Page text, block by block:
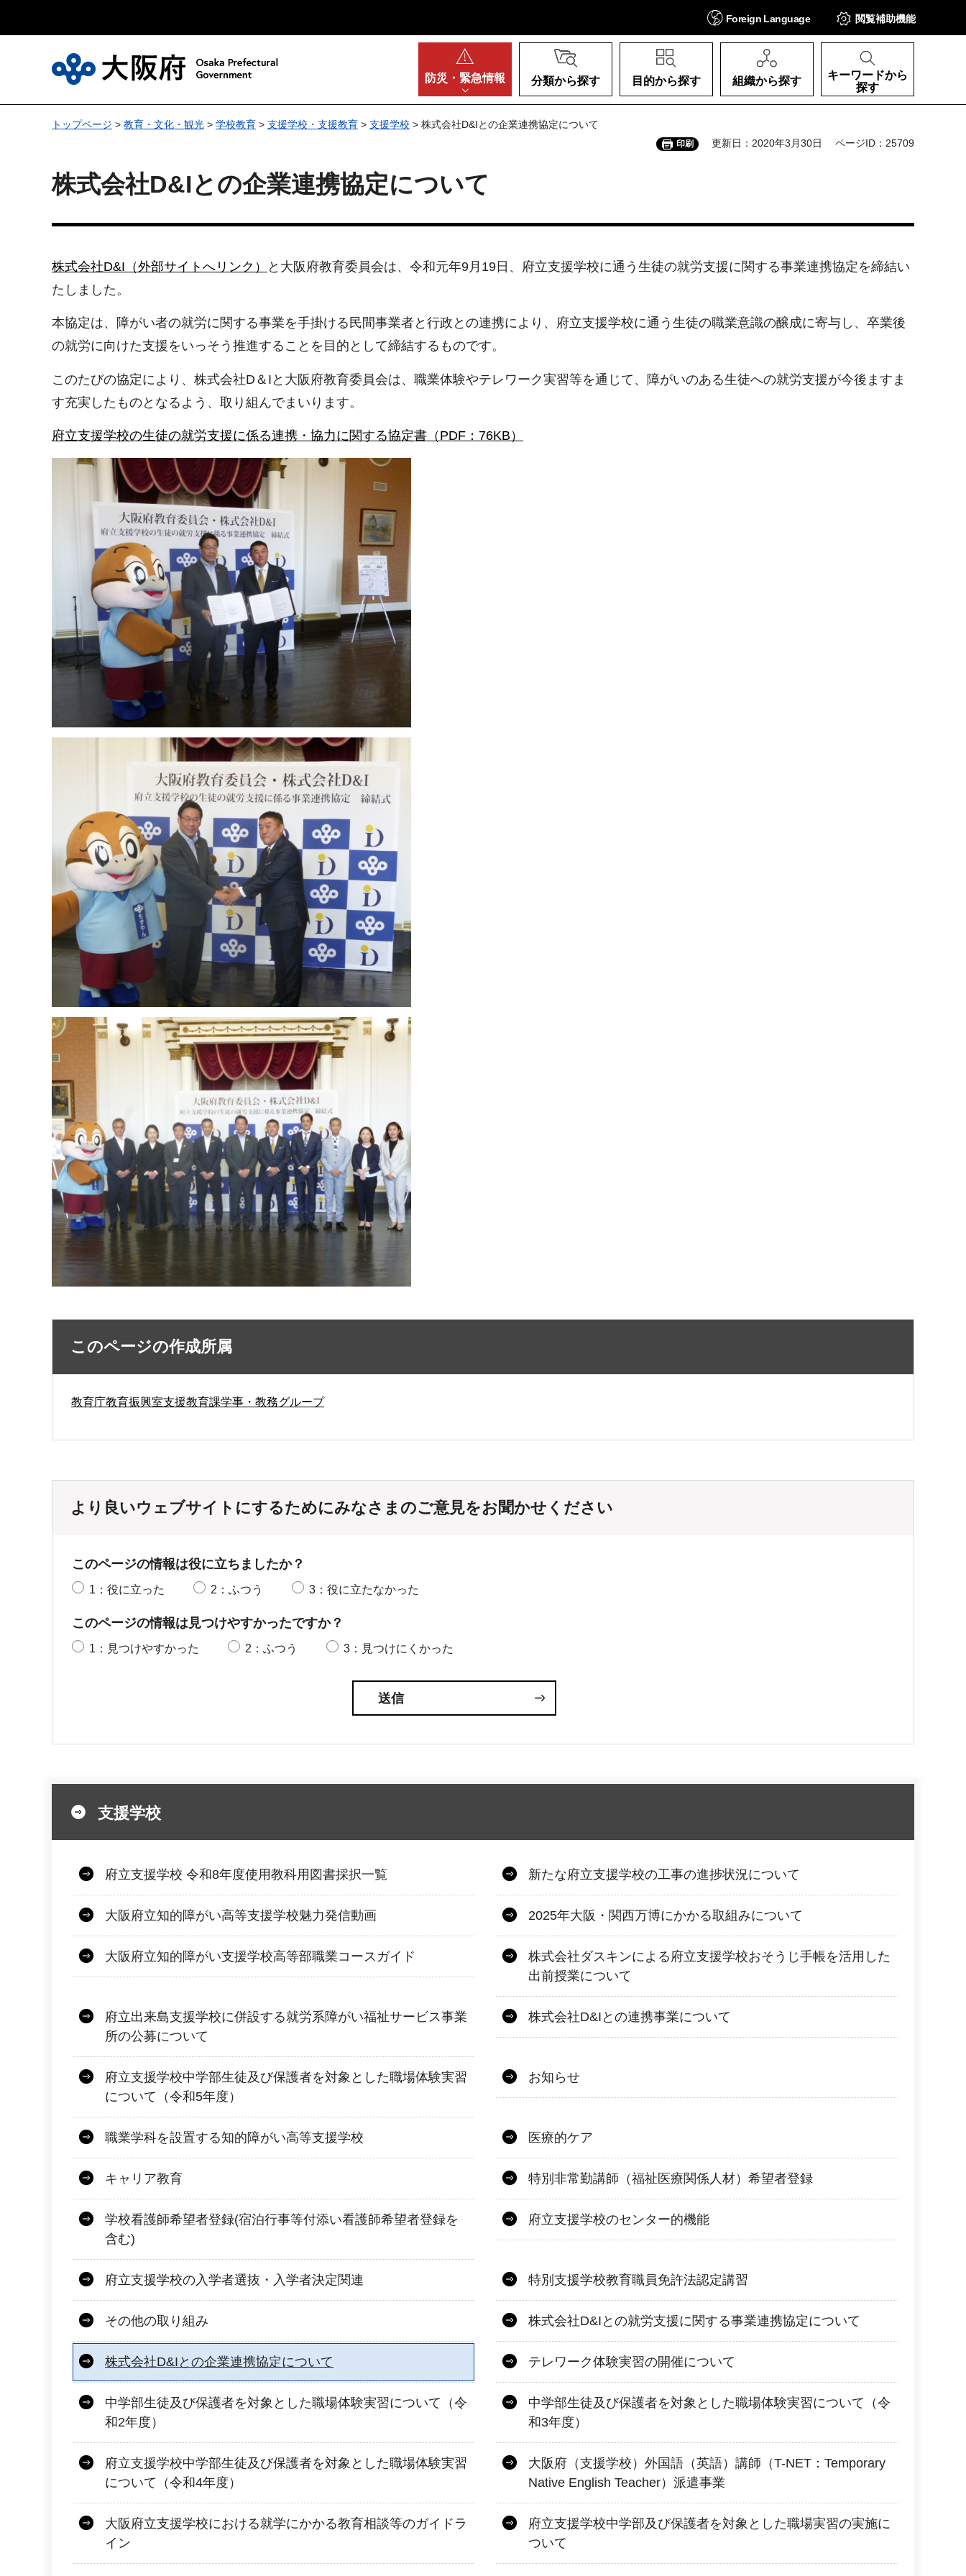
Foreign Language 閲覧補助機能
防災・ 緊急情報 分類から探す 目的から探す 組織から探す
キーワードから
探す
トップページ > 教育・文化・観光 > 学校教育 > 支援学校・支援教育 > 支援学校 > 株式会社D&Iとの企業連携協定について
印刷 更新日：2020年3月30日 ページID：25709
株式会社D&Iとの企業連携協定について
株式会社D&I（外部サイトへリンク）
と大阪府教育委員会は、令和元年9月19日、府立支援学校に通う生徒の就労支援に関する事業連携協定を締結い
たしました。
本協定は、障がい者の就労に関する事業を手掛ける民間事業者と行政との連携により、府立支援学校に通う生徒の職業意識の醸成に寄与し、卒業後
の就労に向けた支援をいっそう推進することを目的として締結するものです。
このたびの協定により、株式会社D＆Iと大阪府教育委員会は、職業体験やテレワーク実習等を通じて、障がいのある生徒への就労支援が今後ますま
す充実したものとなるよう、取り組んでまいります。
府立支援学校の生徒の就労支援に係る連携・協力に関する協定書（PDF：76KB）
このページの作成所属
教育庁教育振興室支援教育課学事・教務グループ
より良いウェブサイトにするためにみなさまのご意見をお聞かせください
このページの情報は役に立ちましたか？
1：役に立った 2：ふつう 3：役に立たなかった
このページの情報は見つけやすかったですか？
1：見つけやすかった 2：ふつう 3：見つけにくかった
支援学校
府立支援学校 令和8年度使用教科用図書採択一覧 新たな府立支援学校の工事の進捗状況について
大阪府立知的障がい高等支援学校魅力発信動画 2025年大阪・関西万博にかかる取組みについて
大阪府立知的障がい支援学校高等部職業コースガイド
株式会社ダスキンによる府立支援学校おそうじ手帳を活用した
出前授業について
府立出来島支援学校に併設する就労系障がい福祉サービス事業
所の公募について
株式会社D&Iとの連携事業について
府立支援学校中学部生徒及び保護者を対象とした職場体験実習
について（令和5年度）
お知らせ
職業学科を設置する知的障がい高等支援学校 医療的ケア
キャリア教育 特別非常勤講師（福祉医療関係人材）希望者登録
学校看護師希望者登録(宿泊行事等付添い看護師希望者登録を
含む)
府立支援学校のセンター的機能
府立支援学校の入学者選抜・入学者決定関連 特別支援学校教育職員免許法認定講習
その他の取り組み 株式会社D&Iとの就労支援に関する事業連携協定について
株式会社D&Iとの企業連携協定について テレワーク体験実習の開催について
中学部生徒及び保護者を対象とした職場体験実習について（令
和2年度）
中学部生徒及び保護者を対象とした職場体験実習について（令
和3年度）
府立支援学校中学部生徒及び保護者を対象とした職場体験実習
について（令和4年度）
大阪府（支援学校）外国語（英語）講師（T-NET：Temporary
Native English Teacher）派遣事業
大阪府立支援学校における就学にかかる教育相談等のガイドラ
イン
府立支援学校中学部及び保護者を対象とした職場実習の実施に
ついて